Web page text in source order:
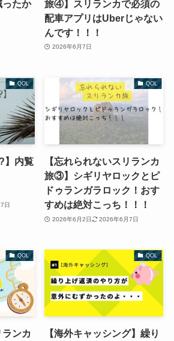
ったか
旅④】スリランカで必須の
配車アプリはUberじゃない
んです！！！
2026年6月7日
QOL
】内覧
日
QOL
【忘れられないスリランカ
旅③】シギリヤロックとピ
ドゥランガラロック！おす
すめは絶対こっち！！！
2026年6月2日 2026年6月7日
QOL
ランカ
QOL
【海外キャッシング】繰り